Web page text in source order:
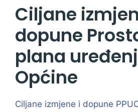
Ciljane
dopune
plana
Općine
Ciljane izmjene i dopune